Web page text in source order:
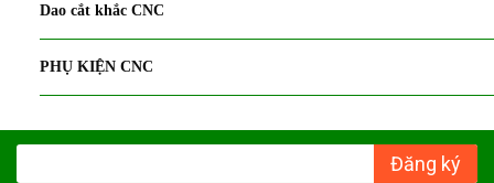
Dao cắt khắc CNC
PHỤ KIỆN CNC
Đăng ký